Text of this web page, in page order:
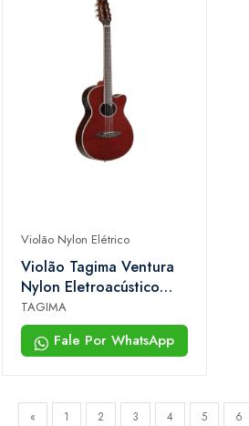
Violão Nylon Elétrico
Violão Tagima Ventura
Nylon Eletroacústico
Vinho
TAGIMA
Fale Por WhatsApp
« 1 2 3 4 5 6